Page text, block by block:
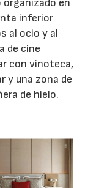
inferior
al ocio y al
de cine
con vinoteca,
y una zona de
de hielo.